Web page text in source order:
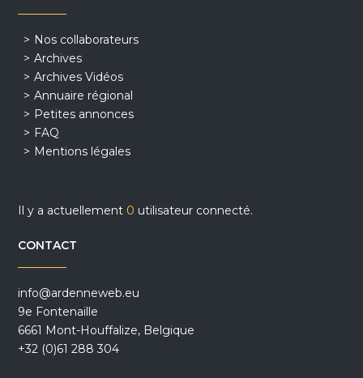
Nos collaborateurs
Archives
Archives Vidéos
Annuaire régional
Petites annonces
FAQ
Mentions légales
Il y a actuellement 0 utilisateur connecté.
CONTACT
info@ardenneweb.eu
9e Fontenaille
6661 Mont-Houffalize, Belgique
+32 (0)61 288 304